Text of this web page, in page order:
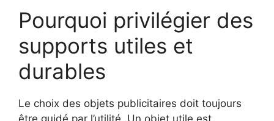
Pourquoi privilégier des
supports utiles et
durables
Le choix des objets publicitaires doit toujours